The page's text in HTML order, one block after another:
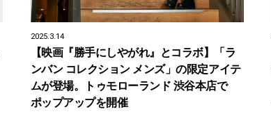
2025.3.14
【映画『勝手にしやがれ』とコラボ】「ラ
ンバン コレクション メンズ」の限定アイテ
ムが登場。トゥモローランド 渋谷本店で
ポップアップを開催